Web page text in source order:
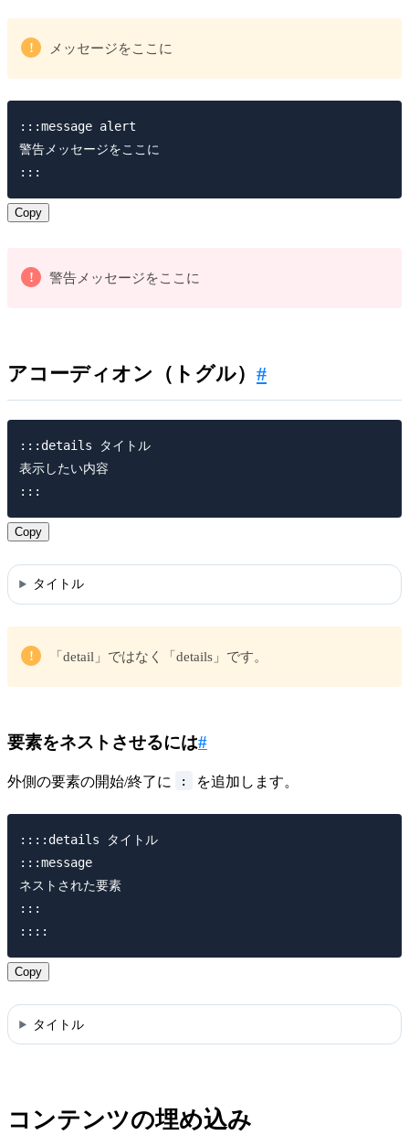
! メッセージをここに
:::message alert
警告メッセージをここに
Copy
! 警告メッセージをここに
アコーディオン（トグル） #
:::details タイトル
表示したい内容
Copy
タイトル
! 「detail」ではなく「details」です。
要素をネストさせるには#
外側の要素の開始/終了に : を追加します。
::::details タイトル
:::message
ネストされた要素
:::
Copy
タイトル
コンテンツの埋め込み